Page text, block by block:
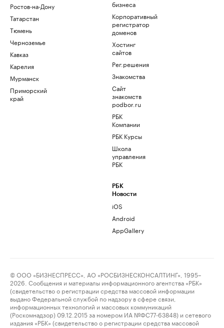
Ростов-на-Дону
Татарстан
Тюмень
Черноземье
Кавказ
Карелия
Мурманск
Приморский
край
бизнеса
Корпоративный
регистратор
доменов
Хостинг
сайтов
Рег.решения
Знакомства
Сайт
знакомств
podbor.ru
РБК
Компании
РБК Курсы
Школа
управления
РБК
РБК
Новости
iOS
Android
AppGallery
© ООО «БИЗНЕСПРЕСС», АО «РОСБИЗНЕСКОНСАЛТИНГ», 1995–
2026. Сообщения и материалы информационного агентства «РБК»
(свидетельство о регистрации средства массовой информации
выдано Федеральной службой по надзору в сфере связи,
информационных технологий и массовых коммуникаций
(Роскомнадзор) 09.12.2015 за номером ИА №ФС77-63848) и сетевого
издания «РБК» (свидетельство о регистрации средства массовой